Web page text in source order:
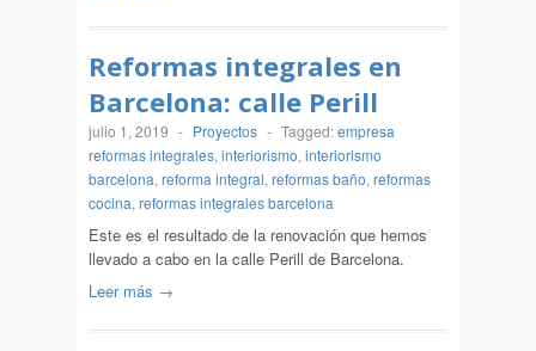
Reformas integrales en
Barcelona: calle Perill
julio 1, 2019 - Proyectos - Tagged:empresa
reformas integrales, interiorismo, interiorismo
barcelona, reforma integral, reformas baño, reformas
cocina, reformas integrales barcelona
Este es el resultado de la renovación que hemos
llevado a cabo en la calle Perill de Barcelona.
Leer más →